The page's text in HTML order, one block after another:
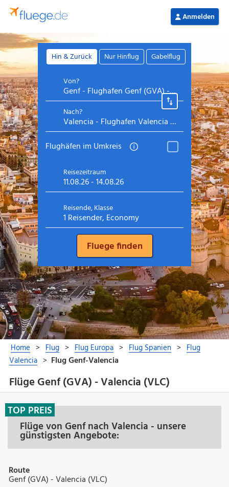
Flüge Genf (GVA) - Valencia (VLC)
Flüge von Genf nach Valencia - unsere
günstigsten Angebote:
TOP PREIS
Route
Genf (GVA) - Valencia (VLC)